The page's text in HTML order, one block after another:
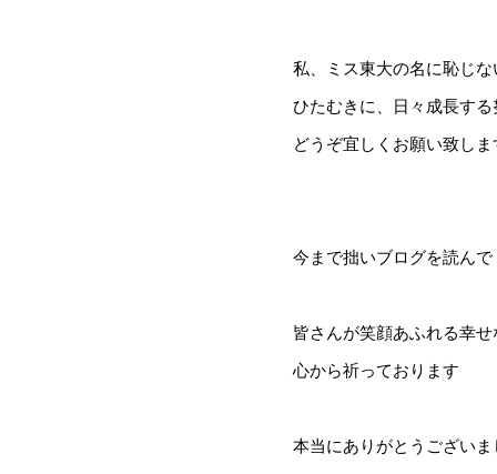
私、ミス東大の名に恥じ
ひたむきに、日々成長す
どうぞ宜しくお願い致しま
今まで拙いブログを読ん
皆さんが笑顔あふれる幸
心から祈っております
本当にありがとうございま